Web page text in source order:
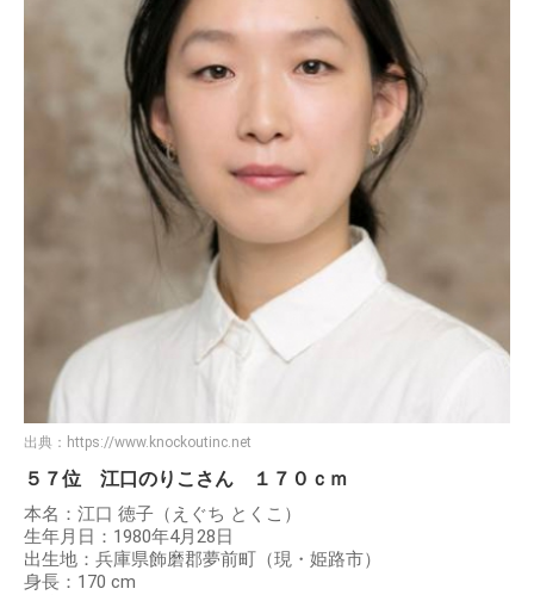
出典： https://www.knockoutinc.net
５７位 江口のりこさん １７０ｃｍ
本名：江口 徳子（えぐち とくこ）
生年月日：1980年4月28日
出生地：兵庫県飾磨郡夢前町（現・姫路市）
身長：170 cm